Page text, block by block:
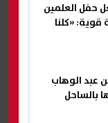
حفل العلمين
«كلنا
عبد الوهاب
بالساحل